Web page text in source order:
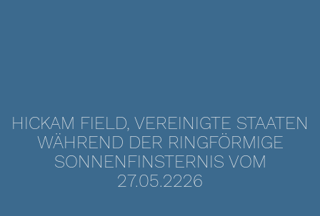
HICKAM FIELD, VEREINIGTE STAATEN
WÄHREND DER RINGFÖRMIGE
SONNENFINSTERNIS VOM
27.05.2226